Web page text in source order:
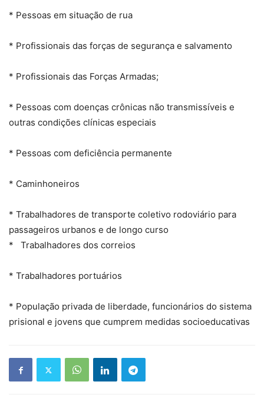
* Pessoas em situação de rua
* Profissionais das forças de segurança e salvamento
* Profissionais das Forças Armadas;
* Pessoas com doenças crônicas não transmissíveis e
outras condições clínicas especiais
* Pessoas com deficiência permanente
* Caminhoneiros
* Trabalhadores de transporte coletivo rodoviário para
passageiros urbanos e de longo curso
* Trabalhadores dos correios
* Trabalhadores portuários
* População privada de liberdade, funcionários do sistema
prisional e jovens que cumprem medidas socioeducativas